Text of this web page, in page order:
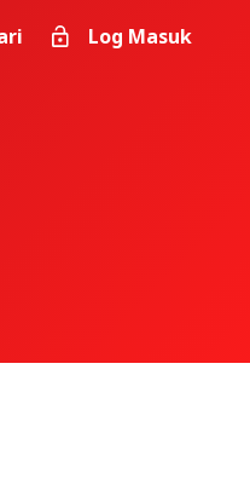
Log Masuk